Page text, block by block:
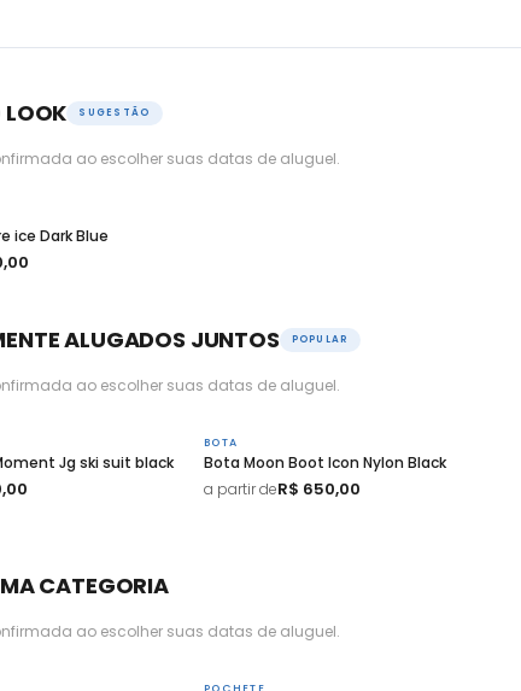
LOOK SUGESTÃO
ao escolher suas datas de aluguel.
ice Dark Blue
ALUGADOS JUNTOS POPULAR
ao escolher suas datas de aluguel.
Jg ski suit black
BOTA
Bota Moon Boot Icon Nylon Black
a partir deR$ 650,00
CATEGORIA
ao escolher suas datas de aluguel.